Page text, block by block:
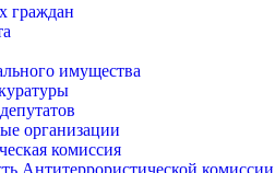
граждан
имущества
организации
комиссия
Антитеррористической комиссии